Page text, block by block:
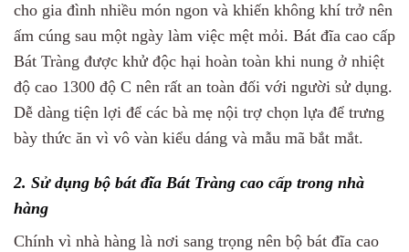
cho gia đình nhiều món ngon và khiến không khí trở nên
ấm cúng sau một ngày làm việc mệt mỏi. Bát đĩa cao cấp
Bát Tràng được khử độc hại hoàn toàn khi nung ở nhiệt
độ cao 1300 độ C nên rất an toàn đối với người sử dụng.
Dễ dàng tiện lợi để các bà mẹ nội trợ chọn lựa để trưng
bày thức ăn vì vô vàn kiểu dáng và mẫu mã bắt mắt.
2. Sử dụng bộ bát đĩa Bát Tràng cao cấp trong nhà
hàng
Chính vì nhà hàng là nơi sang trọng nên bộ bát đĩa cao